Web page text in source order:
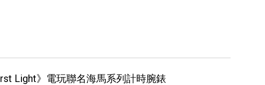
Light》電玩聯名海馬系列計時腕錶